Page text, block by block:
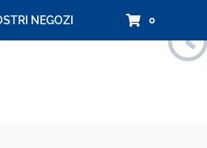
NEGOZI 0